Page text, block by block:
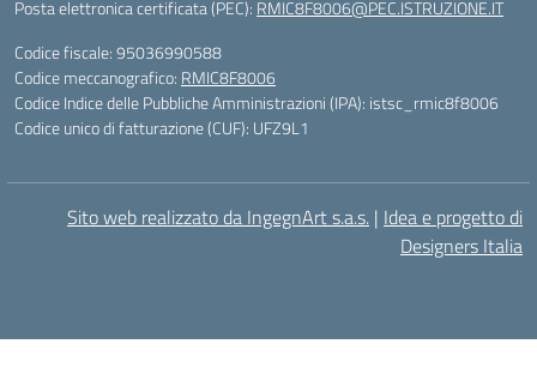
Posta elettronica certificata (PEC): RMIC8F8006@PEC.ISTRUZIONE.IT
Codice fiscale: 95036990588
Codice meccanografico: RMIC8F8006
Codice Indice delle Pubbliche Amministrazioni (IPA): istsc_rmic8f8006
Codice unico di fatturazione (CUF): UFZ9L1
Sito web realizzato da IngegnArt s.a.s. | Idea e progetto di
Designers Italia